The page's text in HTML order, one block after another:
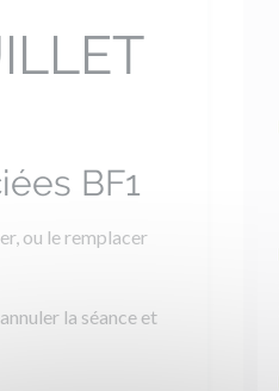
BF1
ou le remplacer
la séance et